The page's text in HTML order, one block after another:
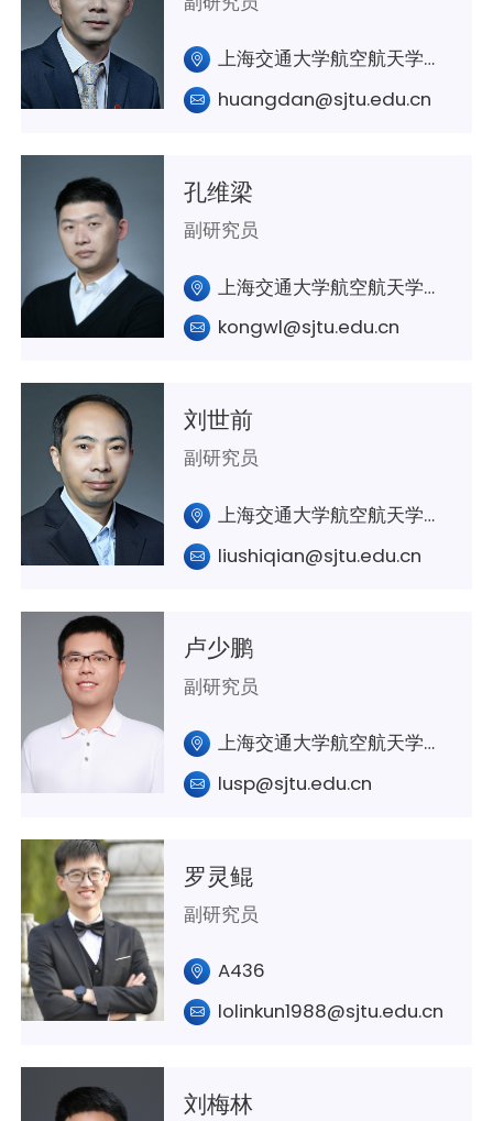
上海交通大学航空航天学院A301室
huangdan@sjtu.edu.cn
孔维梁
副研究员
上海交通大学航空航天学院A439室
kongwl@sjtu.edu.cn
刘世前
副研究员
上海交通大学航空航天学院A335室
liushiqian@sjtu.edu.cn
卢少鹏
副研究员
上海交通大学航空航天学院A341
lusp@sjtu.edu.cn
罗灵鲲
副研究员
A436
lolinkun1988@sjtu.edu.cn
刘梅林